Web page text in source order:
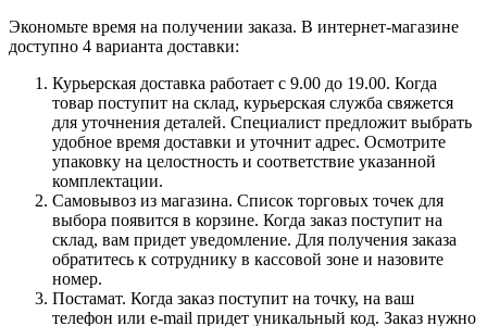
Экономьте время на получении заказа. В интернет-магазине
доступно 4 варианта доставки:
Курьерская доставка работает с 9.00 до 19.00. Когда
товар поступит на склад, курьерская служба свяжется
для уточнения деталей. Специалист предложит выбрать
удобное время доставки и уточнит адрес. Осмотрите
упаковку на целостность и соответствие указанной
комплектации.
Самовывоз из магазина. Список торговых точек для
выбора появится в корзине. Когда заказ поступит на
склад, вам придет уведомление. Для получения заказа
обратитесь к сотруднику в кассовой зоне и назовите
номер.
Постамат. Когда заказ поступит на точку, на ваш
телефон или e-mail придет уникальный код. Заказ нужно